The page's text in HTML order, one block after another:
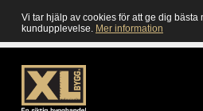
Vi tar hjälp av cookies för att ge dig bästa
kundupplevelse. Mer information